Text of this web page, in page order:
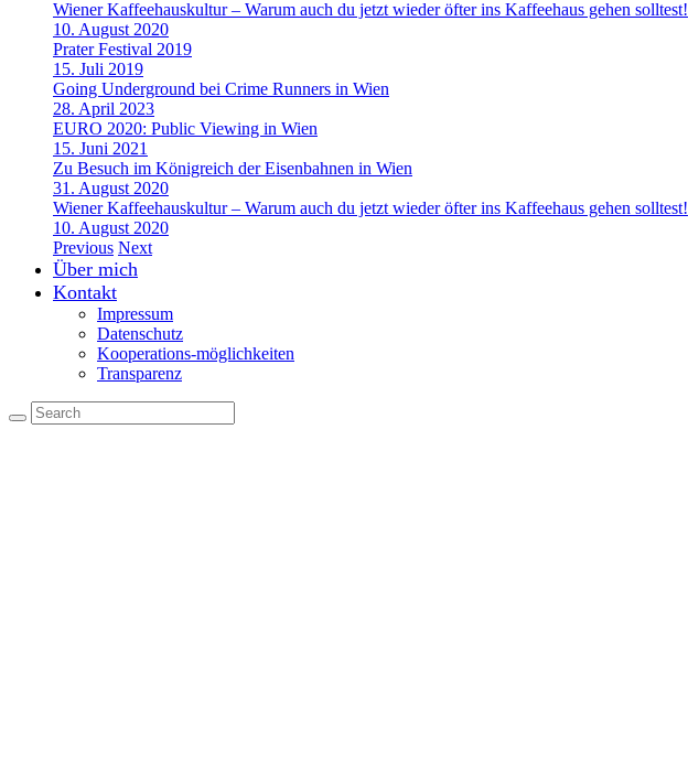
Wiener Kaffeehauskultur – Warum auch du jetzt wieder öfter ins Kaffeehaus gehen solltest!
10. August 2020
Prater Festival 2019
15. Juli 2019
Going Underground bei Crime Runners in Wien
28. April 2023
EURO 2020: Public Viewing in Wien
15. Juni 2021
Zu Besuch im Königreich der Eisenbahnen in Wien
31. August 2020
Wiener Kaffeehauskultur – Warum auch du jetzt wieder öfter ins Kaffeehaus gehen solltest!
10. August 2020
Previous Next
Über mich
Kontakt
Impressum
Datenschutz
Kooperations-möglichkeiten
Transparenz